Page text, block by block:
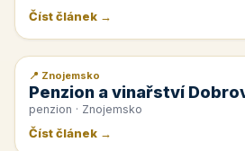
Číst článek →
📰 PR článek
📍 Znojemsko
Penzion a vinařství
penzion · Znojemsko
Číst článek →